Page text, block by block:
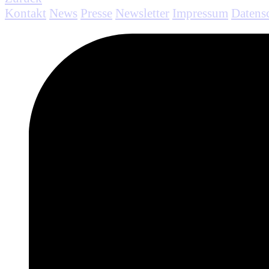
Kontakt News Presse Newsletter Impressum